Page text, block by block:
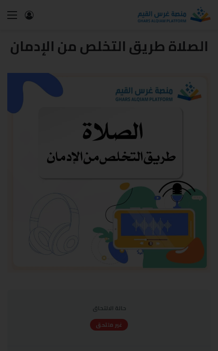
الصلاة طريق التخلص من الإدمان
حالة الالتحاق
غير ملتحق